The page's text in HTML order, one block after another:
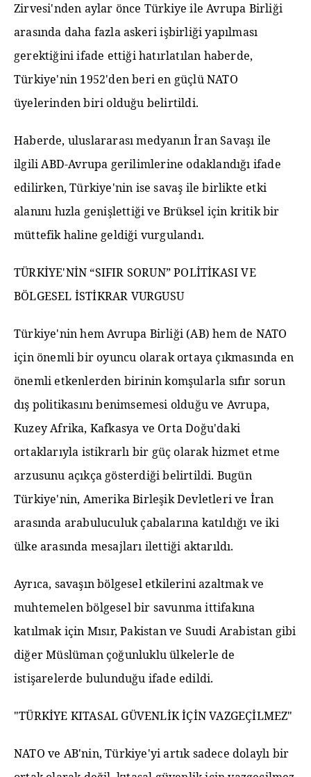
Zirvesi'nden aylar önce Türkiye ile Avrupa Birliği
arasında daha fazla askeri işbirliği yapılması
gerektiğini ifade ettiği hatırlatılan haberde,
Türkiye'nin 1952'den beri en güçlü NATO
üyelerinden biri olduğu belirtildi.
Haberde, uluslararası medyanın İran Savaşı ile
ilgili ABD-Avrupa gerilimlerine odaklandığı ifade
edilirken, Türkiye'nin ise savaş ile birlikte etki
alanını hızla genişlettiği ve Brüksel için kritik bir
müttefik haline geldiği vurgulandı.
TÜRKİYE'NİN “SIFIR SORUN” POLİTİKASI VE
BÖLGESEL İSTİKRAR VURGUSU
Türkiye'nin hem Avrupa Birliği (AB) hem de NATO
için önemli bir oyuncu olarak ortaya çıkmasında en
önemli etkenlerden birinin komşularla sıfır sorun
dış politikasını benimsemesi olduğu ve Avrupa,
Kuzey Afrika, Kafkasya ve Orta Doğu'daki
ortaklarıyla istikrarlı bir güç olarak hizmet etme
arzusunu açıkça gösterdiği belirtildi. Bugün
Türkiye'nin, Amerika Birleşik Devletleri ve İran
arasında arabuluculuk çabalarına katıldığı ve iki
ülke arasında mesajları ilettiği aktarıldı.
Ayrıca, savaşın bölgesel etkilerini azaltmak ve
muhtemelen bölgesel bir savunma ittifakına
katılmak için Mısır, Pakistan ve Suudi Arabistan gibi
diğer Müslüman çoğunluklu ülkelerle de
istişarelerde bulunduğu ifade edildi.
"TÜRKİYE KITASAL GÜVENLİK İÇİN VAZGEÇİLMEZ"
NATO ve AB'nin, Türkiye'yi artık sadece dolaylı bir